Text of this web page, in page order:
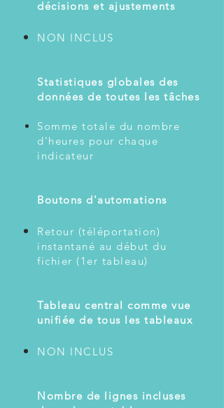
décisions et ajustements
NON INCLUS
Statistiques globales des
données de toutes les tâches
Somme totale du nombre
d'heures pour chaque
indicateur
Boutons d'automations
Retour (téléportation)
instantané au début du
fichier (1er tableau)
Tableau central comme vue
unifiée de tous les tableaux
NON INCLUS
Nombre de lignes incluses